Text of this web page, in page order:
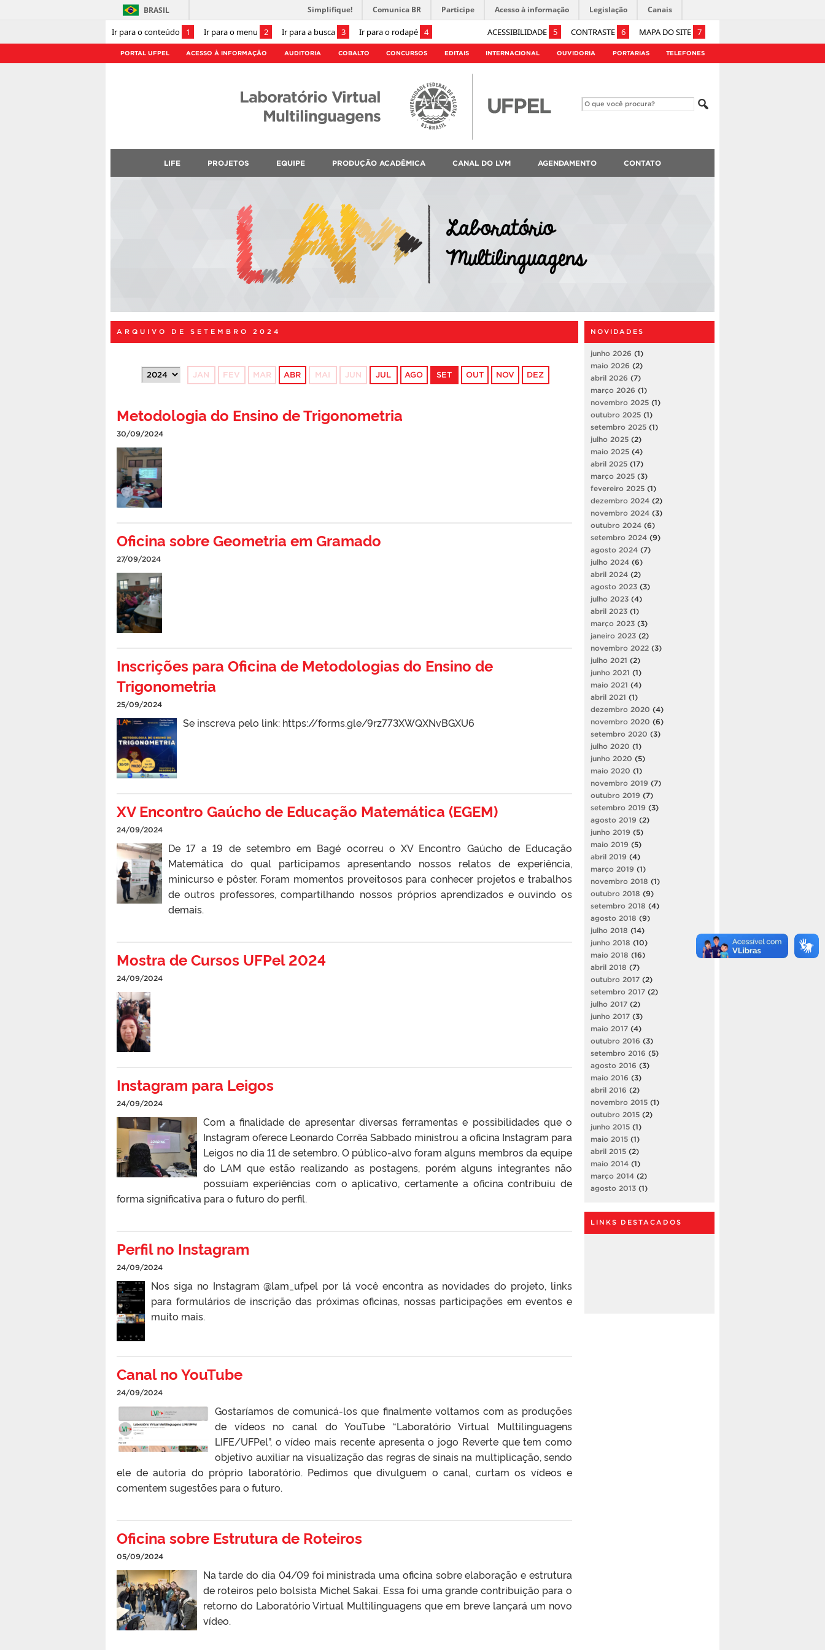
Ir para o conteúdo 1 Ir para o menu 2 Ir para a busca 3 Ir para o rodapé 4 ACESSIBILIDADE 5 CONTRASTE 6 MAPA DO SITE 7
BRASIL Simplifique! Comunica BR Participe Acesso à informação Legislação Canais
PORTAL UFPEL ACESSO À INFORMAÇÃO AUDITORIA COBALTO CONCURSOS EDITAIS INTERNACIONAL OUVIDORIA PORTARIAS TELEFONES
Laboratório Virtual
Multilinguagens
LIFE PROJETOS EQUIPE PRODUÇÃO ACADÊMICA CANAL DO LVM AGENDAMENTO CONTATO
ARQUIVO DE SETEMBRO 2024
JAN FEV MAR ABR MAI JUN JUL AGO SET OUT NOV DEZ
Metodologia do Ensino de Trigonometria
30/09/2024
Oficina sobre Geometria em Gramado
27/09/2024
Inscrições para Oficina de Metodologias do Ensino de
Trigonometria
25/09/2024
Se inscreva pelo link: https://forms.gle/9rz773XWQXNvBGXU6
XV Encontro Gaúcho de Educação Matemática (EGEM)
24/09/2024
De 17 a 19 de setembro em Bagé ocorreu o XV Encontro Gaúcho de Educação
Matemática do qual participamos apresentando nossos relatos de experiência,
minicurso e pôster. Foram momentos proveitosos para conhecer projetos e trabalhos
de outros professores, compartilhando nossos próprios aprendizados e ouvindo os
demais.
Mostra de Cursos UFPel 2024
24/09/2024
Instagram para Leigos
24/09/2024
Com a finalidade de apresentar diversas ferramentas e possibilidades que o
Instagram oferece Leonardo Corrêa Sabbado ministrou a oficina Instagram para
Leigos no dia 11 de setembro. O público-alvo foram alguns membros da equipe
do LAM que estão realizando as postagens, porém alguns integrantes não
possuíam experiências com o aplicativo, certamente a oficina contribuiu de
forma significativa para o futuro do perfil.
Perfil no Instagram
24/09/2024
Nos siga no Instagram @lam_ufpel por lá você encontra as novidades do projeto, links
para formulários de inscrição das próximas oficinas, nossas participações em eventos e
muito mais.
Canal no YouTube
24/09/2024
Gostaríamos de comunicá-los que finalmente voltamos com as produções
de vídeos no canal do YouTube “Laboratório Virtual Multilinguagens
LIFE/UFPel”, o vídeo mais recente apresenta o jogo Reverte que tem como
objetivo auxiliar na visualização das regras de sinais na multiplicação, sendo
ele de autoria do próprio laboratório. Pedimos que divulguem o canal, curtam os vídeos e
comentem sugestões para o futuro.
Oficina sobre Estrutura de Roteiros
05/09/2024
Na tarde do dia 04/09 foi ministrada uma oficina sobre elaboração e estrutura
de roteiros pelo bolsista Michel Sakai. Essa foi uma grande contribuição para o
retorno do Laboratório Virtual Multilinguagens que em breve lançará um novo
vídeo.
NOVIDADES
junho 2026 (1)
maio 2026 (2)
abril 2026 (7)
março 2026 (1)
novembro 2025 (1)
outubro 2025 (1)
setembro 2025 (1)
julho 2025 (2)
maio 2025 (4)
abril 2025 (17)
março 2025 (3)
fevereiro 2025 (1)
dezembro 2024 (2)
novembro 2024 (3)
outubro 2024 (6)
setembro 2024 (9)
agosto 2024 (7)
julho 2024 (6)
abril 2024 (2)
agosto 2023 (3)
julho 2023 (4)
abril 2023 (1)
março 2023 (3)
janeiro 2023 (2)
novembro 2022 (3)
julho 2021 (2)
junho 2021 (1)
maio 2021 (4)
abril 2021 (1)
dezembro 2020 (4)
novembro 2020 (6)
setembro 2020 (3)
julho 2020 (1)
junho 2020 (5)
maio 2020 (1)
novembro 2019 (7)
outubro 2019 (7)
setembro 2019 (3)
agosto 2019 (2)
junho 2019 (5)
maio 2019 (5)
abril 2019 (4)
março 2019 (1)
novembro 2018 (1)
outubro 2018 (9)
setembro 2018 (4)
agosto 2018 (9)
julho 2018 (14)
junho 2018 (10)
maio 2018 (16)
abril 2018 (7)
outubro 2017 (2)
setembro 2017 (2)
julho 2017 (2)
junho 2017 (3)
maio 2017 (4)
outubro 2016 (3)
setembro 2016 (5)
agosto 2016 (3)
maio 2016 (3)
abril 2016 (2)
novembro 2015 (1)
outubro 2015 (2)
junho 2015 (1)
maio 2015 (1)
abril 2015 (2)
maio 2014 (1)
março 2014 (2)
agosto 2013 (1)
LINKS DESTACADOS